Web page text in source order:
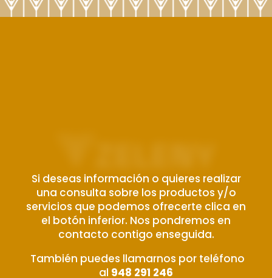
Si deseas información o quieres realizar
una consulta sobre los productos y/o
servicios que podemos ofrecerte clica en
el botón inferior. Nos pondremos en
contacto contigo enseguida.
También puedes llamarnos por teléfono
al 948 291 246